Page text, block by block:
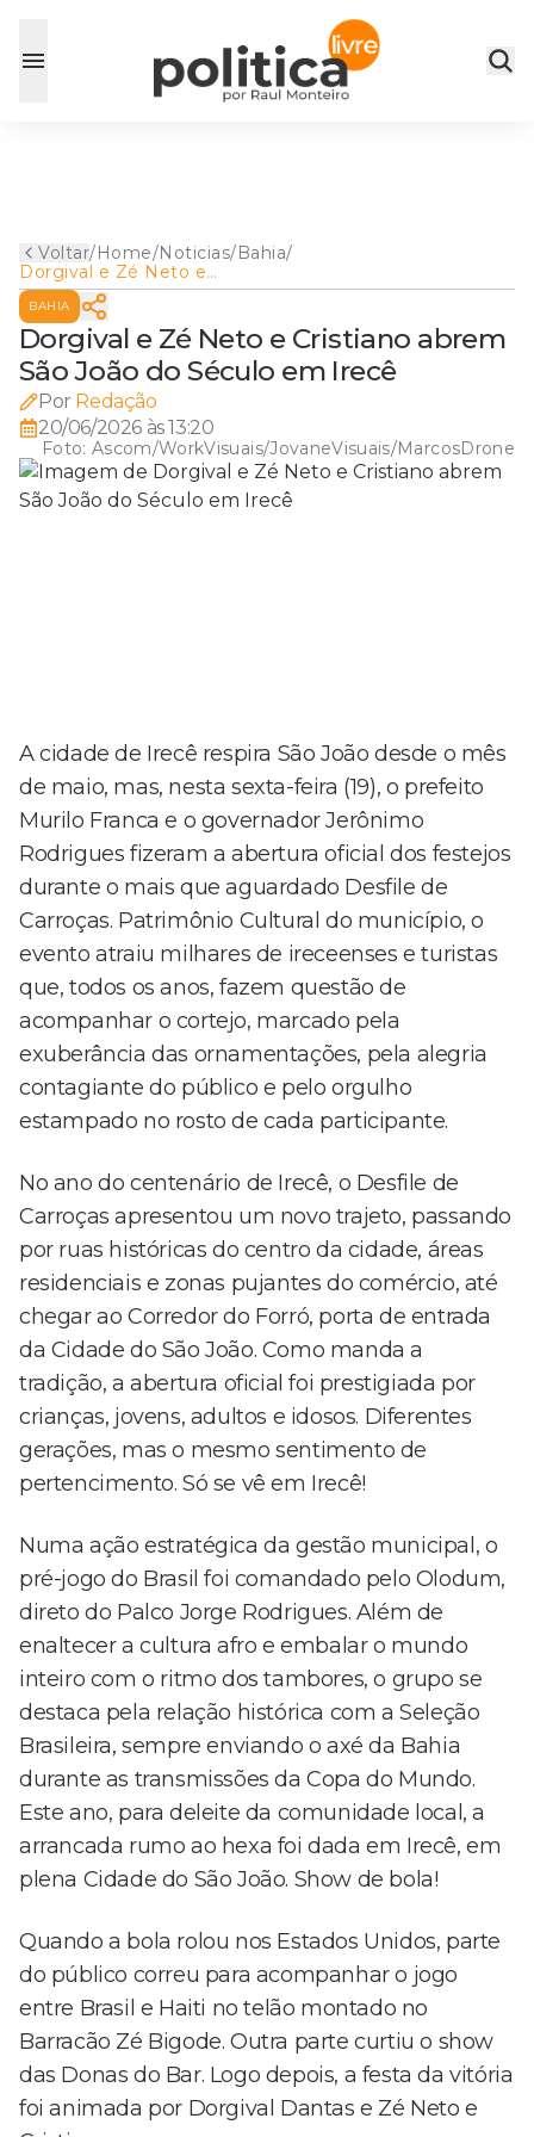
Voltar/Home/Noticias/Bahia/
Dorgival e Zé Neto e
Cristiano abrem São João do
Século em Irecê
BAHIA
Dorgival e Zé Neto e Cristiano abrem
São João do Século em Irecê
Por Redação
20/06/2026 às 13:20
Foto: Ascom/WorkVisuais/JovaneVisuais/MarcosDrone
A cidade de Irecê respira São João desde o mês
de maio, mas, nesta sexta-feira (19), o prefeito
Murilo Franca e o governador Jerônimo
Rodrigues fizeram a abertura oficial dos festejos
durante o mais que aguardado Desfile de
Carroças. Patrimônio Cultural do município, o
evento atraiu milhares de ireceenses e turistas
que, todos os anos, fazem questão de
acompanhar o cortejo, marcado pela
exuberância das ornamentações, pela alegria
contagiante do público e pelo orgulho
estampado no rosto de cada participante.
No ano do centenário de Irecê, o Desfile de
Carroças apresentou um novo trajeto, passando
por ruas históricas do centro da cidade, áreas
residenciais e zonas pujantes do comércio, até
chegar ao Corredor do Forró, porta de entrada
da Cidade do São João. Como manda a
tradição, a abertura oficial foi prestigiada por
crianças, jovens, adultos e idosos. Diferentes
gerações, mas o mesmo sentimento de
pertencimento. Só se vê em Irecê!
Numa ação estratégica da gestão municipal, o
pré-jogo do Brasil foi comandado pelo Olodum,
direto do Palco Jorge Rodrigues. Além de
enaltecer a cultura afro e embalar o mundo
inteiro com o ritmo dos tambores, o grupo se
destaca pela relação histórica com a Seleção
Brasileira, sempre enviando o axé da Bahia
durante as transmissões da Copa do Mundo.
Este ano, para deleite da comunidade local, a
arrancada rumo ao hexa foi dada em Irecê, em
plena Cidade do São João. Show de bola!
Quando a bola rolou nos Estados Unidos, parte
do público correu para acompanhar o jogo
entre Brasil e Haiti no telão montado no
Barracão Zé Bigode. Outra parte curtiu o show
das Donas do Bar. Logo depois, a festa da vitória
foi animada por Dorgival Dantas e Zé Neto e